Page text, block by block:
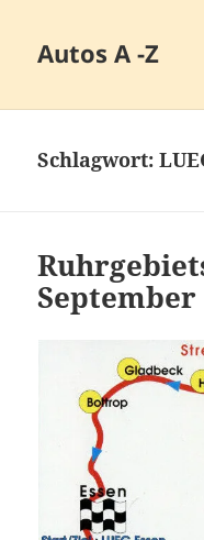
Autos A -Z
Schlagwort:
September